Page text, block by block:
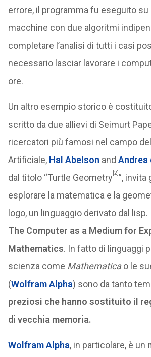
errore, il programma fu eseguito su
macchine con due algoritmi
completare l’analisi di tutti i casi
necessario lasciar lavorare i
ore.
Un altro esempio storico è
scritto da due allievi di Seimurt
ricercatori più famosi nel campo
Artificiale, Hal Abelson and Andrea
dal titolo “Turtle Geometry [2] ”, invita
esplorare la matematica e la
logo, un linguaggio derivato dal
The Computer as a Medium for
Mathematics. In fatto di linguaggi
scienza come Mathematicao le
(Wolfram Alpha) sono da tanto
preziosi che hanno sostituito il
di vecchia memoria.
Wolfram Alpha, in particolare, è un